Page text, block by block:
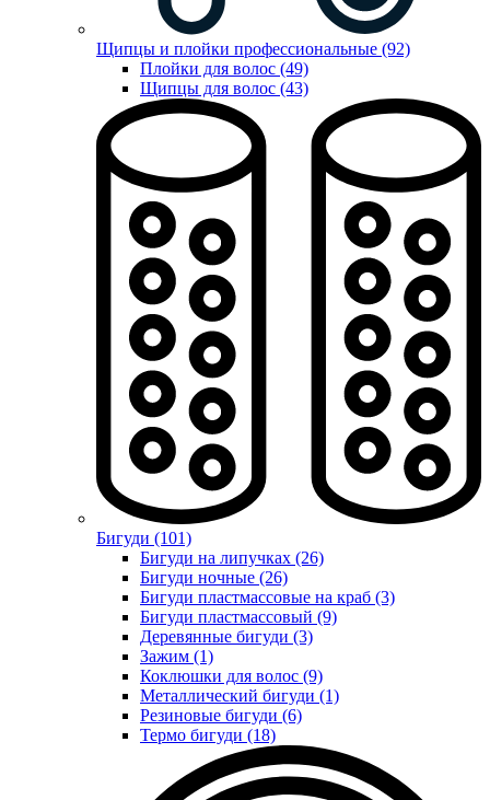
Щипцы и плойки профессиональные (92)
Плойки для волос (49)
Щипцы для волос (43)
Бигуди (101)
Бигуди на липучках (26)
Бигуди ночные (26)
Бигуди пластмассовые на краб (3)
Бигуди пластмассовый (9)
Деревянные бигуди (3)
Зажим (1)
Коклюшки для волос (9)
Металлический бигуди (1)
Резиновые бигуди (6)
Термо бигуди (18)